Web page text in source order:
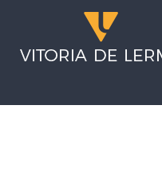
contenido